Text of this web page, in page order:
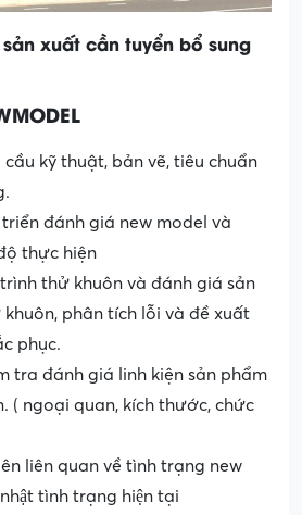
xuất cần tuyển bổ sung
cầu kỹ thuật, bản vẽ, tiêu chuẩn
đánh giá new model và
thực hiện
thử khuôn và đánh giá sản
phân tích lỗi và đề xuất
phục.
tra đánh giá linh kiện sản phẩm
( ngoại quan, kích thước, chức
liên quan về tình trạng new
tình trạng hiện tại